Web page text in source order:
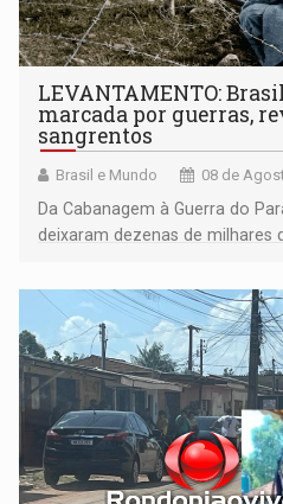
LEVANTAMENTO:
marcada por guerras,
sangrentos
Brasil e Mundo 08 de
Da Cabanagem à Guerra do
deixaram dezenas de milhares
territoriais e sociais